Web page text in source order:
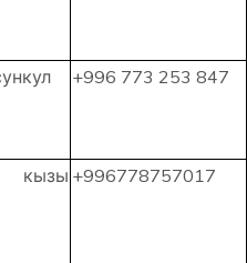
+996 773 253 847
кызы +996778757017